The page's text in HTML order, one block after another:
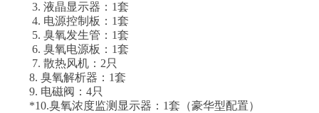
3.液晶显示器： 1套
4. 电源控制板： 1套
5.臭氧发生管： 1套
6.臭氧电源板： 1套
7.散热风机： 2 只
8.臭氧解析器： 1套
9. 电磁阀：4只
*10.臭氧浓度监测显示器： 1套（豪华型配置）